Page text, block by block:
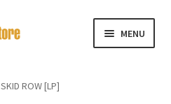
MENU
SKID ROW [LP]